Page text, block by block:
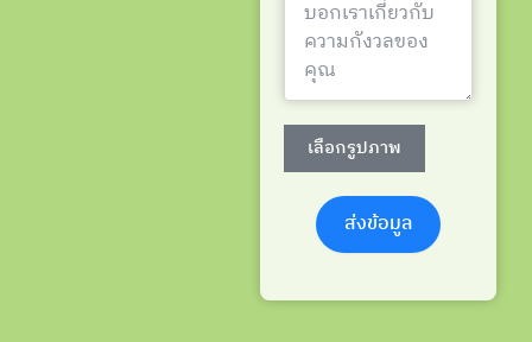
เลือกรูปภาพ
ส่งข้อมูล